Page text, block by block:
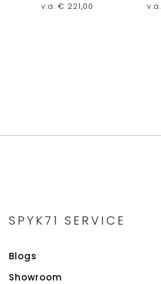
v.a. € 221,00 v.a.
SPYK71 SERVICE
Blogs
Showroom